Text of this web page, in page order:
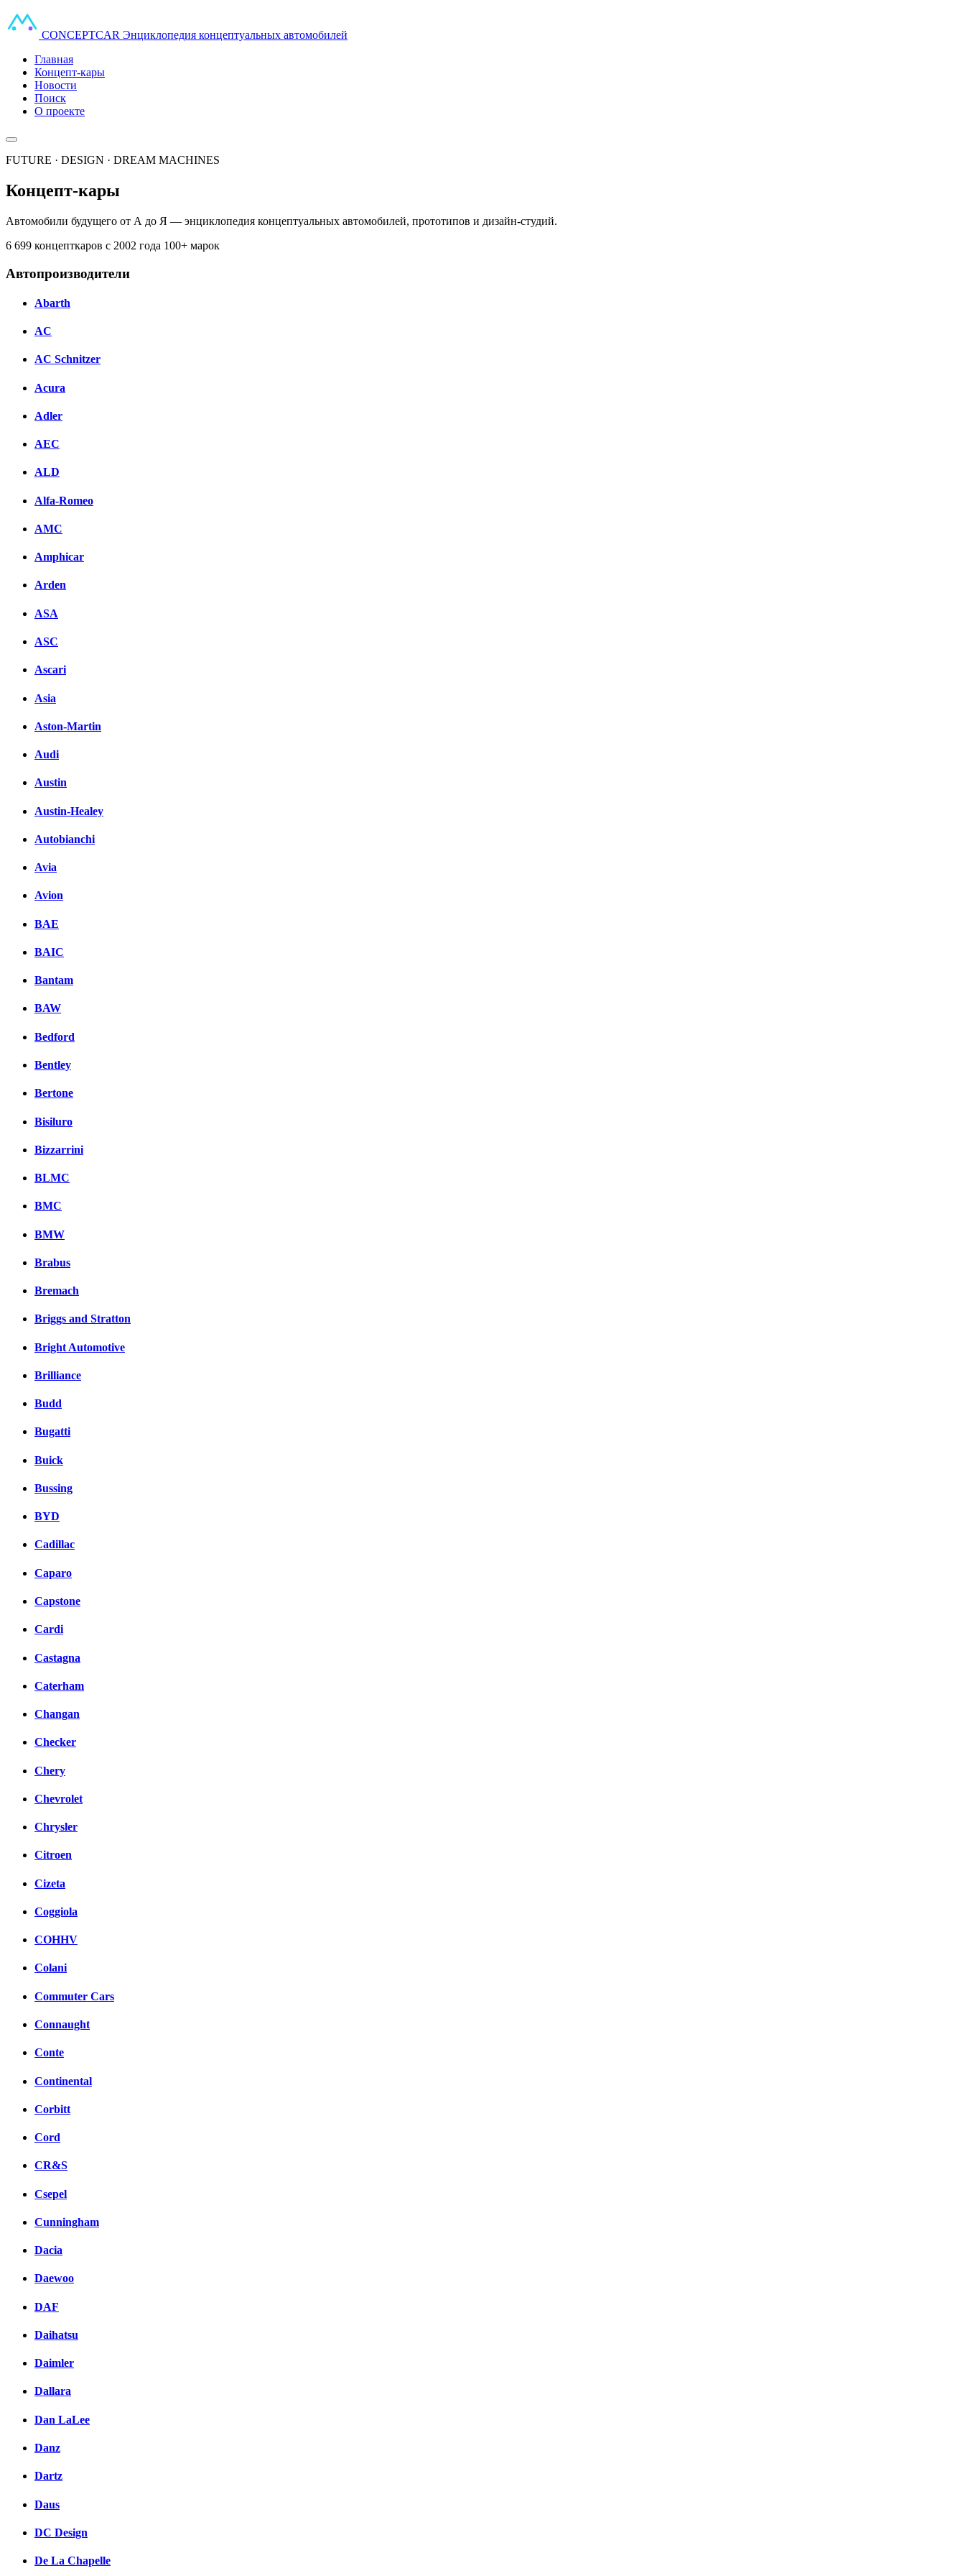
CONCEPTCAR Энциклопедия концептуальных автомобилей
Главная
Концепт-кары
Новости
Поиск
О проекте
FUTURE · DESIGN · DREAM MACHINES
Концепт-кары
Автомобили будущего от А до Я — энциклопедия концептуальных автомобилей, прототипов и дизайн-студий.
6 699 концепткаров с 2002 года 100+ марок
Автопроизводители
Abarth
AC
AC Schnitzer
Acura
Adler
AEC
ALD
Alfa-Romeo
AMC
Amphicar
Arden
ASA
ASC
Ascari
Asia
Aston-Martin
Audi
Austin
Austin-Healey
Autobianchi
Avia
Avion
BAE
BAIC
Bantam
BAW
Bedford
Bentley
Bertone
Bisiluro
Bizzarrini
BLMC
BMC
BMW
Brabus
Bremach
Briggs and Stratton
Bright Automotive
Brilliance
Budd
Bugatti
Buick
Bussing
BYD
Cadillac
Caparo
Capstone
Cardi
Castagna
Caterham
Changan
Checker
Chery
Chevrolet
Chrysler
Citroen
Cizeta
Coggiola
COHHV
Colani
Commuter Cars
Connaught
Conte
Continental
Corbitt
Cord
CR&S
Csepel
Cunningham
Dacia
Daewoo
DAF
Daihatsu
Daimler
Dallara
Dan LaLee
Danz
Dartz
Daus
DC Design
De La Chapelle